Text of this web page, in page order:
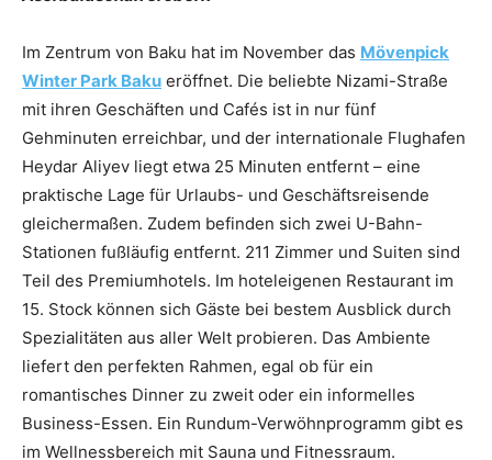
Im Zentrum von Baku hat im November das Mövenpick
Winter Park Baku eröffnet. Die beliebte Nizami-Straße
mit ihren Geschäften und Cafés ist in nur fünf
Gehminuten erreichbar, und der internationale Flughafen
Heydar Aliyev liegt etwa 25 Minuten entfernt – eine
praktische Lage für Urlaubs- und Geschäftsreisende
gleichermaßen. Zudem befinden sich zwei U-Bahn-
Stationen fußläufig entfernt. 211 Zimmer und Suiten sind
Teil des Premiumhotels. Im hoteleigenen Restaurant im
15. Stock können sich Gäste bei bestem Ausblick durch
Spezialitäten aus aller Welt probieren. Das Ambiente
liefert den perfekten Rahmen, egal ob für ein
romantisches Dinner zu zweit oder ein informelles
Business-Essen. Ein Rundum-Verwöhnprogramm gibt es
im Wellnessbereich mit Sauna und Fitnessraum.